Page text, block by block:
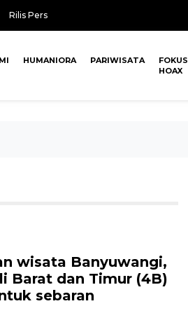
Rilis Pers
HUMANIORA PARIWISATA
FOKUS
HOAX
wisata Banyuwangi,
Barat dan Timur (4B)
sebaran